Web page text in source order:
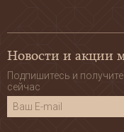
Новости и акции
Подпишитесь и
сейчас